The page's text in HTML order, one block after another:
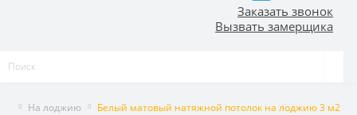
Заказать звонок
Вызвать замерщика
На лоджию Белый матовый натяжной потолок на лоджию 3 м2